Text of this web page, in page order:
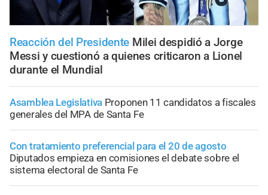
Reacción del Presidente Milei despidió a Jorge
Messi y cuestionó a quienes criticaron a Lionel
durante el Mundial
Asamblea Legislativa Proponen 11 candidatos a fiscales
generales del MPA de Santa Fe
Con tratamiento preferencial para el 20 de agosto
Diputados empieza en comisiones el debate sobre el
sistema electoral de Santa Fe